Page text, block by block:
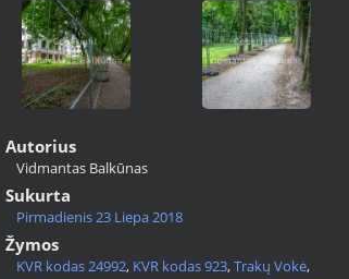
Autorius
Vidmantas Balkūnas
Sukurta
Pirmadienis 23 Liepa 2018
Žymos
KVR kodas 24992, KVR kodas 923,Trakų Vokė,